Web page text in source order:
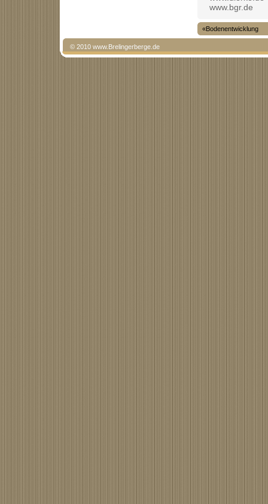
www.bgr.de
«Bodenentwicklung
© 2010 www.Brelingerberge.de